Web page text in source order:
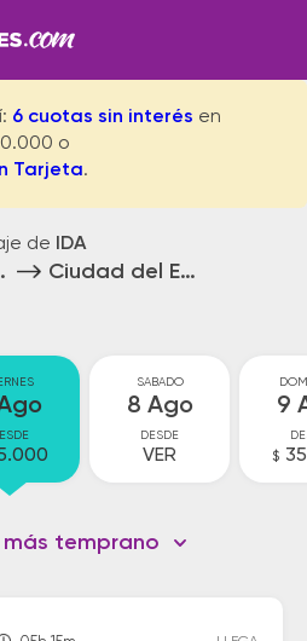
6 cuotas sin interés en
o
Tarjeta.
de IDA
Ciudad del Este
SABADO
8 Ago
DESDE
VER
9
$
más temprano